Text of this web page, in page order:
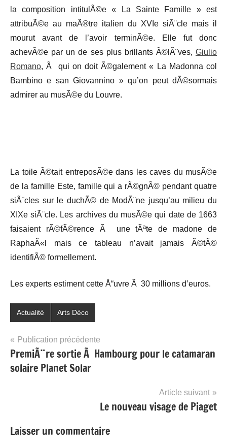
la composition intitulÃ©e « La Sainte Famille » est
attribuÃ©e au maÃ®tre italien du XVIe siÃ¨cle mais il
mourut avant de l’avoir terminÃ©e. Elle fut donc
achevÃ©e par un de ses plus brillants Ã©lÃ¨ves, Giulio
Romano, Ã qui on doit Ã©galement « La Madonna col
Bambino e san Giovannino » qu’on peut dÃ©sormais
admirer au musÃ©e du Louvre.
La toile Ã©tait entreposÃ©e dans les caves du musÃ©e
de la famille Este, famille qui a rÃ©gnÃ© pendant quatre
siÃ¨cles sur le duchÃ© de ModÃ¨ne jusqu’au milieu du
XIXe siÃ¨cle. Les archives du musÃ©e qui date de 1663
faisaient rÃ©fÃ©rence Ã une tÃªte de madone de
RaphaÃ«l mais ce tableau n’avait jamais Ã©tÃ©
identifiÃ© formellement.
Les experts estiment cette Å“uvre Ã 30 millions d’euros.
Actualité Arts Déco
Navigation
de
l’article
Publication précédente
PremiÃ¨re sortie Ã Hambourg pour le catamaran
solaire Planet Solar
Article suivant
Le nouveau visage de Piaget
Laisser un commentaire